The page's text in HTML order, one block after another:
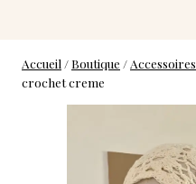
Accueil /Boutique / Accessoires
crochet creme